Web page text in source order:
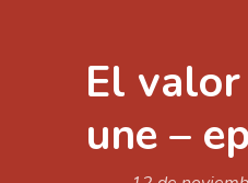
El
une –